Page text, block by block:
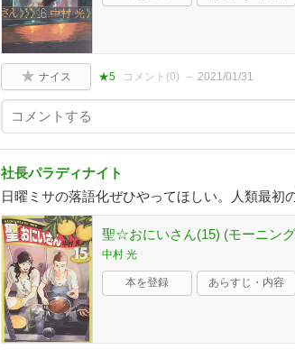
ナイス ★5 コメント(0) 2021/01/31
社長パラディナイト
日曜ミサの落語化ぜひやってほしい。人類最初
聖☆おにいさん(15) (モーニン
中村 光
本を登録 あらすじ・内容